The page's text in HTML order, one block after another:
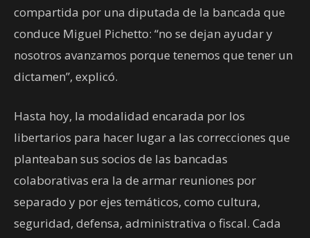
compartida por una diputada de la bancada que
conduce Miguel Pichetto: “no se dejan ayudar y
nosotros avanzamos porque tenemos que tener un
dictamen”, explicó.
Hasta hoy, la modalidad encarada por los
libertarios para hacer lugar a las correcciones que
planteaban sus socios de las bancadas
colaborativas era la de armar reuniones por
separado y por ejes temáticos, como cultura,
seguridad, defensa, administrativa o fiscal. Cada